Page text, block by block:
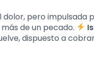
pero impulsada
de un pecado.
dispuesto a